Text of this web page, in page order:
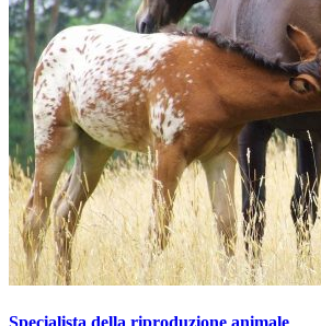
Specialista della riproduzione animale